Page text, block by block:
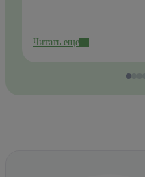
Читать еще